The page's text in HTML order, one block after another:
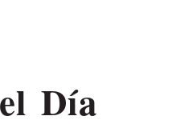
Día